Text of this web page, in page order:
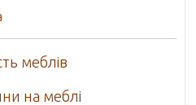
меблів
на меблі